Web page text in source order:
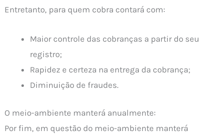
Entretanto, para quem cobra contará com:
Maior controle das cobranças a partir do seu
registro;
Rapidez e certeza na entrega da cobrança;
Diminuição de fraudes.
O meio-ambiente manterá anualmente:
Por fim, em questão do meio-ambiente manterá